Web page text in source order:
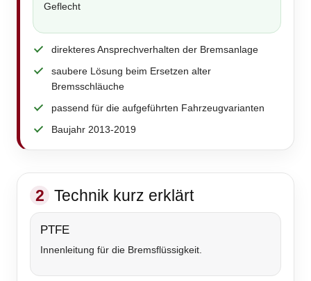
Geflecht
direkteres Ansprechverhalten der Bremsanlage
saubere Lösung beim Ersetzen alter
Bremsschläuche
passend für die aufgeführten Fahrzeugvarianten
Baujahr 2013-2019
2 Technik kurz erklärt
PTFE
Innenleitung für die Bremsflüssigkeit.